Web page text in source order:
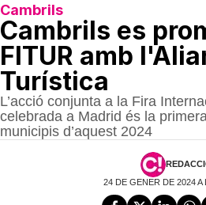
Cambrils
Cambrils es
FITUR amb
Turística
L’acció conjunta a la Fira
celebrada a Madrid és la
municipis d’aquest 2024
24 DE GENER DE 2024 A